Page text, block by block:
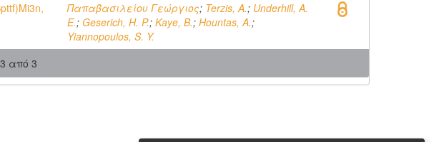
Παπαβασιλείου Γεώργιος; Terzis, A.; Underhill, A.
E.; Geserich, H. P.; Kaye, B.; Hountas, A.;
Yiannopoulos, S. Y.
από 3